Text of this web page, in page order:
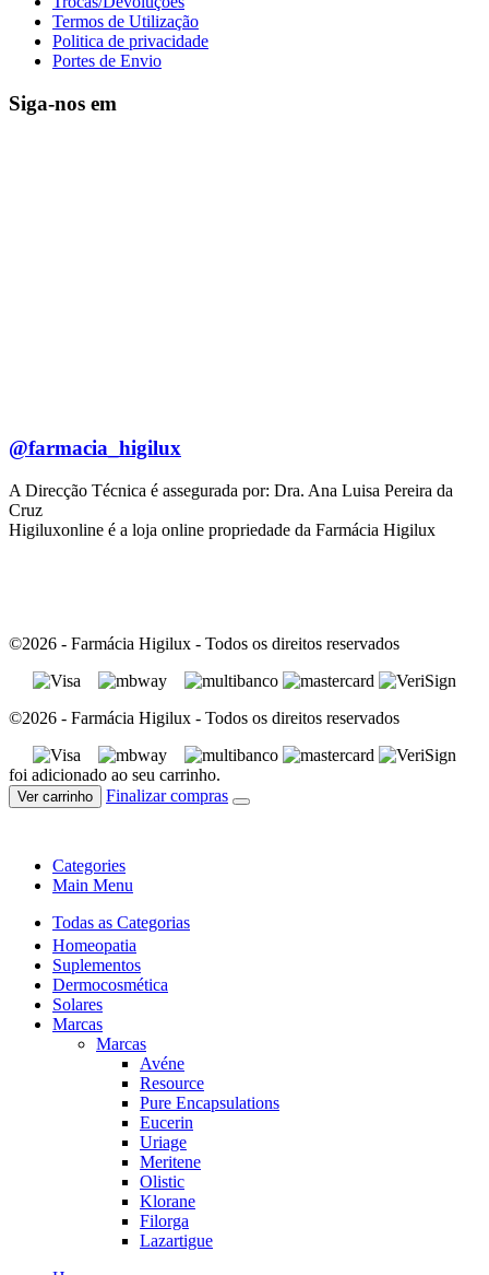
Termos de Utilização
Politica de privacidade
Portes de Envio
Siga-nos em
@farmacia_higilux
A Direcção Técnica é assegurada por: Dra. Ana Luisa Pereira da
Cruz
Higiluxonline é a loja online propriedade da Farmácia Higilux
©2026 - Farmácia Higilux - Todos os direitos reservados
©2026 - Farmácia Higilux - Todos os direitos reservados
foi adicionado ao seu carrinho.
Ver carrinho Finalizar compras
Categories
Main Menu
Todas as Categorias
Homeopatia
Suplementos
Dermocosmética
Solares
Marcas
Marcas
Avéne
Resource
Pure Encapsulations
Eucerin
Uriage
Meritene
Olistic
Klorane
Filorga
Lazartigue